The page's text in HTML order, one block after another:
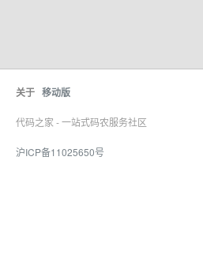
关于 移动版
代码之家 - 一站式码农服务社区
沪ICP备11025650号